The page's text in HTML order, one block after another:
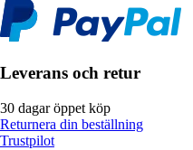
Leverans och retur
30 dagar öppet köp
Returnera din beställning
Trustpilot